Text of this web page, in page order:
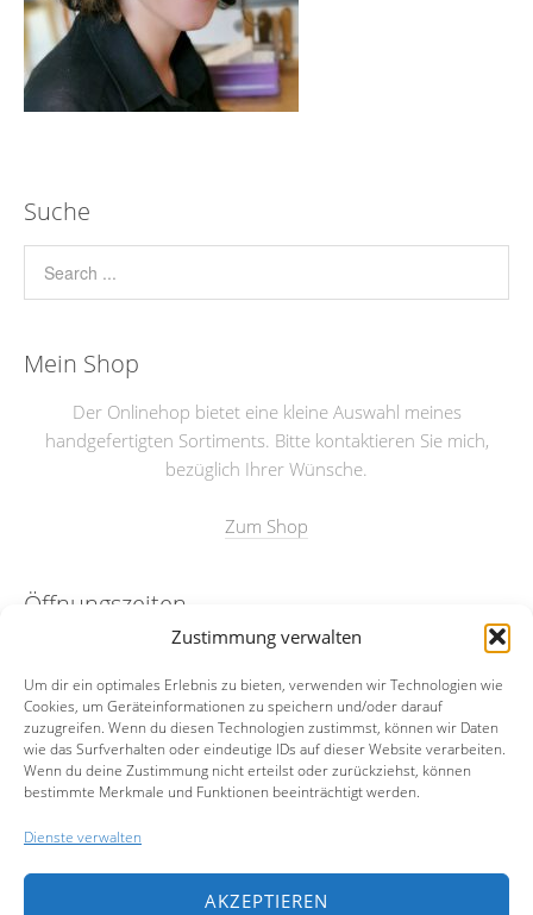
Zustimmung verwalten
Um dir ein optimales Erlebnis zu bieten, verwenden wir Technologien wie
Cookies, um Geräteinformationen zu speichern und/oder darauf
zuzugreifen. Wenn du diesen Technologien zustimmst, können wir Daten
wie das Surfverhalten oder eindeutige IDs auf dieser Website verarbeiten.
Wenn du deine Zustimmung nicht erteilst oder zurückziehst, können
bestimmte Merkmale und Funktionen beeinträchtigt werden.
Dienste verwalten
AKZEPTIEREN
Suche
Mein Shop
Der Onlinehop bietet eine kleine Auswahl meines
handgefertigten Sortiments. Bitte kontaktieren Sie mich,
bezüglich Ihrer Wünsche.
Zum Shop
Öffnungszeiten
Kontakt
Email: info@merian23.de
Facebook
Instagram